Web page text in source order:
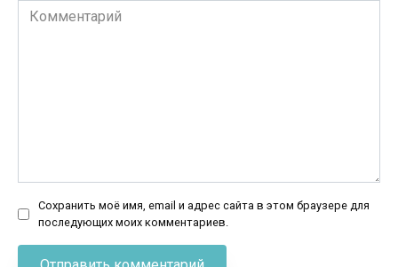
Комментарий
Сохранить моё имя, email и адрес сайта в этом браузере для
последующих моих комментариев.